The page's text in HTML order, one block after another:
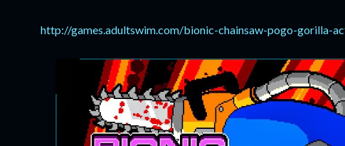
http://games.adultswim.com/bionic-chainsaw-pogo-gorilla-